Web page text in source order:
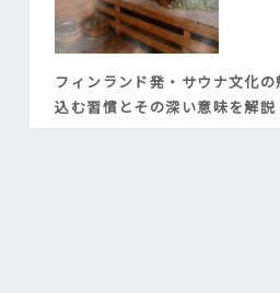
フィンランド発・サウナ文化
込む習慣とその深い意味を解説